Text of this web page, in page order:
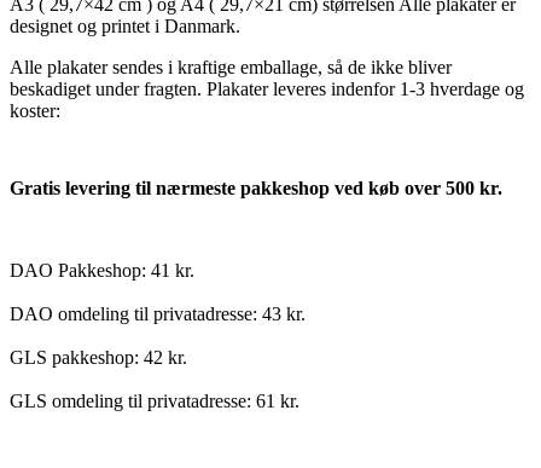
designet og printet i Danmark.
Alle plakater sendes i kraftige emballage, så de ikke bliver
beskadiget under fragten. Plakater leveres indenfor 1-3 hverdage og
koster:
Gratis levering til nærmeste pakkeshop ved køb over 500 kr.
DAO Pakkeshop: 41 kr.
DAO omdeling til privatadresse: 43 kr.
GLS pakkeshop: 42 kr.
GLS omdeling til privatadresse: 61 kr.